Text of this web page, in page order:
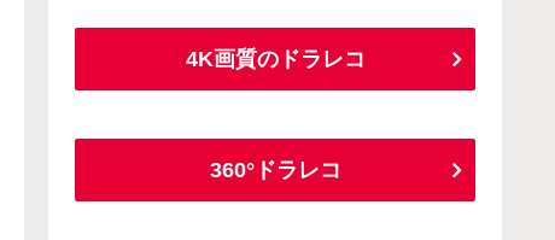
4K画質のドラレコ
360°ドラレコ